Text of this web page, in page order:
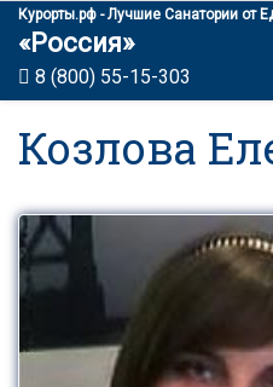
Курорты.рф - Лучшие Санатории от
«Россия»
8 (800) 55-15-303
Козлова